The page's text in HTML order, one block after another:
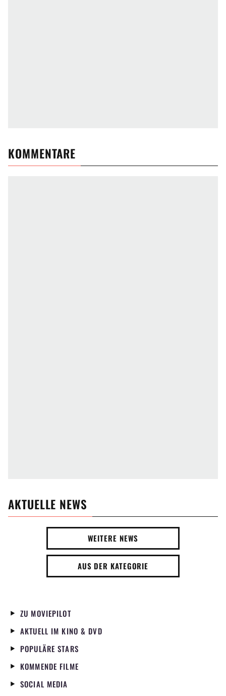
KOMMENTARE
AKTUELLE NEWS
WEITERE NEWS
AUS DER KATEGORIE
ZU MOVIEPILOT
AKTUELL IM KINO & DVD
POPULÄRE STARS
KOMMENDE FILME
SOCIAL MEDIA